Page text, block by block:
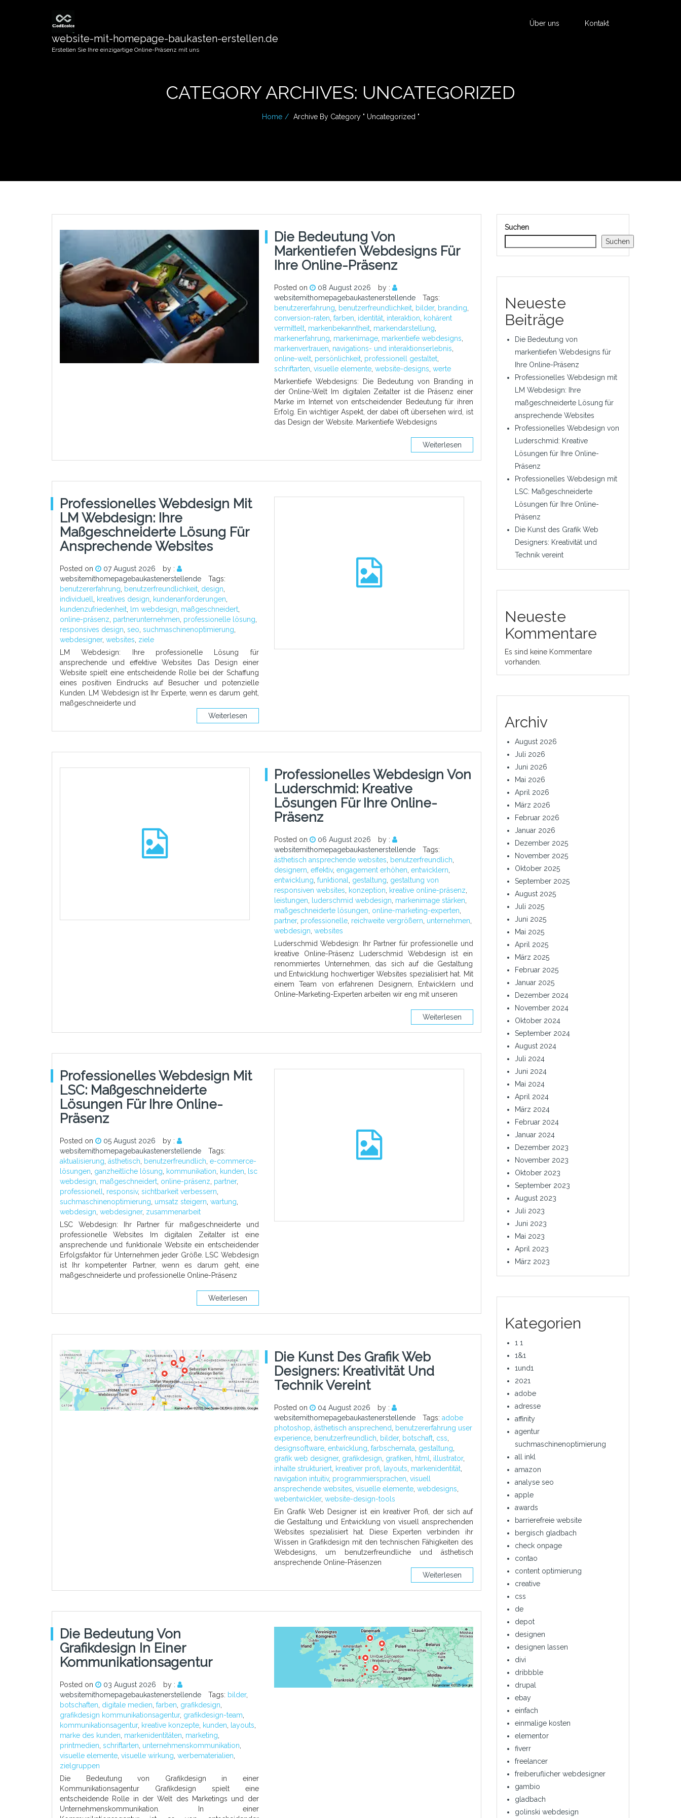
website-mit-homepage-baukasten-erstellen.de
Erstellen Sie Ihre einzigartige Online-Präsenz mit uns
Über uns Kontakt
CATEGORY ARCHIVES: UNCATEGORIZED
Home Archive By Category " Uncategorized "
Die Bedeutung Von
Markentiefen Webdesigns Für
Ihre Online-Präsenz
Posted on 08 August 2026
by :
websitemithomepagebaukastenerstellende
Tags:
benutzererfahrung
benutzerfreundlichkeit, bilder, branding
conversion-raten farben identität, interaktion
kohärent
vermittelt, markenbekanntheit, markendarstellung
markenerfahrung markenimage, markentiefe webdesigns
markenvertrauen navigations- und interaktionserlebnis
online-welt, persönlichkeit, professionell gestaltet,
schriftarten visuelle elemente, website-designs werte
Markentiefe Webdesigns: Die Bedeutung von Branding in
der Online-Welt Im digitalen Zeitalter ist die Präsenz einer
Marke im Internet von entscheidender Bedeutung für ihren
Erfolg. Ein wichtiger Aspekt, der dabei oft übersehen wird, ist
das Design der Website. Markentiefe Webdesigns
Weiterlesen
Professionelles Webdesign Mit
LM Webdesign: Ihre
Maßgeschneiderte Lösung Für
Ansprechende Websites
Posted on 07 August 2026
by :
websitemithomepagebaukastenerstellende
Tags:
benutzererfahrung
benutzerfreundlichkeit design
individuell
kreatives design kundenanforderungen
kundenzufriedenheit
lm webdesign maßgeschneidert
online-präsenz partnerunternehmen professionelle lösung
responsives design seo suchmaschinenoptimierung
webdesigner, websites ziele
LM Webdesign: Ihre professionelle Lösung für
ansprechende und effektive Websites Das Design einer
Website spielt eine entscheidende Rolle bei der Schaffung
eines positiven Eindrucks auf Besucher und potenzielle
Kunden. LM Webdesign ist Ihr Experte, wenn es darum geht,
maßgeschneiderte und
Weiterlesen
Professionelles Webdesign Von
Luderschmid: Kreative
Lösungen Für Ihre Online-
Präsenz
Posted on 06 August 2026
by :
websitemithomepagebaukastenerstellende
Tags:
ästhetisch ansprechende websites
benutzerfreundlich
designern effektiv, engagement erhöhen entwicklern
entwicklung funktional gestaltung gestaltung von
responsiven websites
konzeption kreative online-präsenz
leistungen
luderschmid webdesign markenimage stärken
maßgeschneiderte lösungen online-marketing-experten
partner, professionelle, reichweite vergrößern unternehmen
webdesign websites
Luderschmid Webdesign: Ihr Partner für professionelle und
kreative Online-Präsenz Luderschmid Webdesign ist ein
renommiertes Unternehmen, das sich auf die Gestaltung
und Entwicklung hochwertiger Websites spezialisiert hat. Mit
einem Team von erfahrenen Designern, Entwicklern und
Online-Marketing-Experten arbeiten wir eng mit unseren
Weiterlesen
Professionelles Webdesign Mit
LSC: Maßgeschneiderte
Lösungen Für Ihre Online-
Präsenz
Posted on 05 August 2026
by :
websitemithomepagebaukastenerstellende
Tags:
aktualisierung ästhetisch benutzerfreundlich e-commerce-
lösungen ganzheitliche lösung kommunikation kunden
lsc
webdesign maßgeschneidert online-präsenz partner,
professionell
responsiv, sichtbarkeit verbessern
suchmaschinenoptimierung umsatz steigern wartung
webdesign webdesigner, zusammenarbeit
LSC Webdesign: Ihr Partner für maßgeschneiderte und
professionelle Websites Im digitalen Zeitalter ist eine
ansprechende und funktionale Website ein entscheidender
Erfolgsfaktor für Unternehmen jeder Größe. LSC Webdesign
ist Ihr kompetenter Partner, wenn es darum geht, eine
maßgeschneiderte und professionelle Online-Präsenz
Weiterlesen
Die Kunst Des Grafik Web
Designers: Kreativität Und
Technik Vereint
Posted on 04 August 2026
by :
websitemithomepagebaukastenerstellende
Tags: adobe
photoshop ästhetisch ansprechend
benutzererfahrung user
experience, benutzerfreundlich bilder, botschaft, css
designsoftware, entwicklung farbschemata gestaltung
grafik web designer, grafikdesign grafiken html illustrator,
inhalte strukturiert, kreativer profi layouts markenidentität,
navigation intuitiv, programmiersprachen visuell
ansprechende websites visuelle elemente, webdesigns
webentwickler, website-design-tools
Ein Grafik Web Designer ist ein kreativer Profi, der sich auf
die Gestaltung und Entwicklung von visuell ansprechenden
Websites spezialisiert hat. Diese Experten verbinden ihr
Wissen in Grafikdesign mit den technischen Fähigkeiten des
Webdesigns, um benutzerfreundliche und ästhetisch
ansprechende Online-Präsenzen
Weiterlesen
Die Bedeutung Von
Grafikdesign In Einer
Kommunikationsagentur
Posted on 03 August 2026
by :
websitemithomepagebaukastenerstellende
Tags: bilder,
botschaften digitale medien farben grafikdesign
grafikdesign kommunikationsagentur, grafikdesign-team
kommunikationsagentur, kreative konzepte kunden layouts
marke des kunden markenidentitäten marketing
printmedien schriftarten unternehmenskommunikation
visuelle elemente visuelle wirkung werbematerialien
zielgruppen
Die Bedeutung von Grafikdesign in einer
Kommunikationsagentur Grafikdesign spielt eine
entscheidende Rolle in der Welt des Marketings und der
Unternehmenskommunikation. In einer
Suchen
Suchen
Neueste
Beiträge
Die Bedeutung von
markentiefen Webdesigns für
Ihre Online-Präsenz
Professionelles Webdesign mit
LM Webdesign: Ihre
maßgeschneiderte Lösung für
ansprechende Websites
Professionelles Webdesign von
Luderschmid: Kreative
Lösungen für Ihre Online-
Präsenz
Professionelles Webdesign mit
LSC: Maßgeschneiderte
Lösungen für Ihre Online-
Präsenz
Die Kunst des Grafik Web
Designers: Kreativität und
Technik vereint
Neueste
Kommentare
Es sind keine Kommentare
vorhanden.
Archiv
August 2026
Juli 2026
Juni 2026
Mai 2026
April 2026
März 2026
Februar 2026
Januar 2026
Dezember 2025
November 2025
Oktober 2025
September 2025
August 2025
Juli 2025
Juni 2025
Mai 2025
April 2025
März 2025
Februar 2025
Januar 2025
Dezember 2024
November 2024
Oktober 2024
September 2024
August 2024
Juli 2024
Juni 2024
Mai 2024
April 2024
März 2024
Februar 2024
Januar 2024
Dezember 2023
November 2023
Oktober 2023
September 2023
August 2023
Juli 2023
Juni 2023
Mai 2023
April 2023
März 2023
Kategorien
1 1
1&1
1und1
2021
adobe
adresse
affinity
agentur
suchmaschinenoptimierung
all inkl
amazon
analyse seo
apple
awards
barrierefreie website
bergisch gladbach
check onpage
contao
content optimierung
creative
css
de
depot
designen
designen lassen
divi
dribbble
drupal
ebay
einfach
einmalige kosten
elementor
fiverr
freelancer
freiberuflicher webdesigner
gambio
gladbach
golinski webdesign